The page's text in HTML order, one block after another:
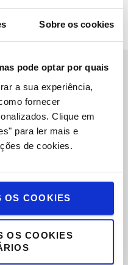
Sobre os cookies
pode optar por quais
a sua experiência,
fornecer
Clique em
para ler mais e
de cookies.
OS COOKIES
OS COOKIES